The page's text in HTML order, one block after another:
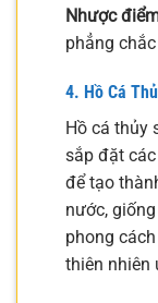
Nhược
phẳng
4. Hồ Cá
Hồ cá thủy
sắp đặt
để tạo
nước,
phong
thiên nhiên